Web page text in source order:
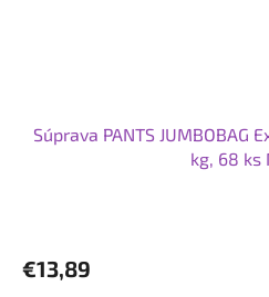
Súprava PANTS JUMBOBAG
kg, 68 ks
€13,89